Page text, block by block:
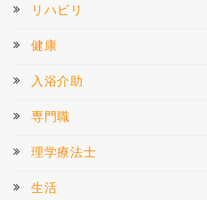
リハビリ
健康
入浴介助
専門職
理学療法士
生活